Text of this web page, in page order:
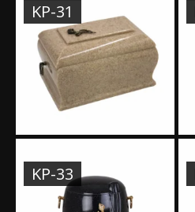
KP-31
KP-33